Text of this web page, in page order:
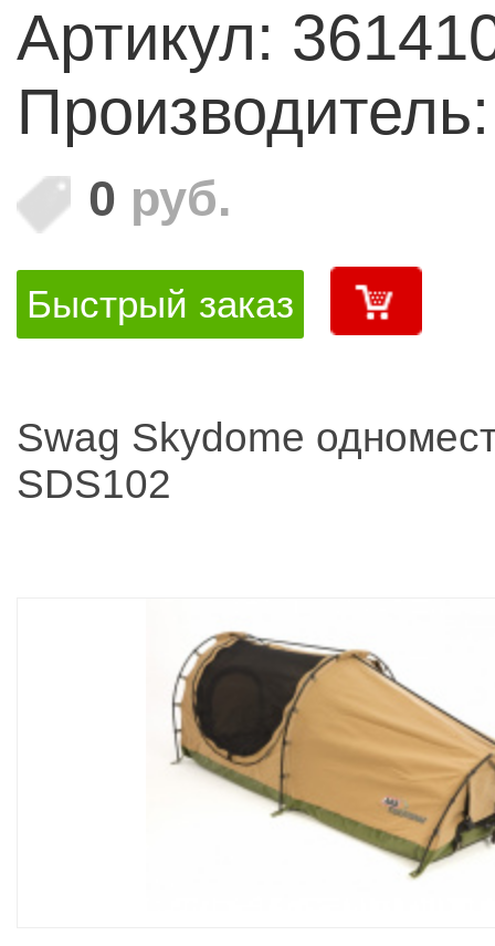
Артикул:
Производитель:
0 руб.
Быстрый заказ
Swag Skydome
SDS102